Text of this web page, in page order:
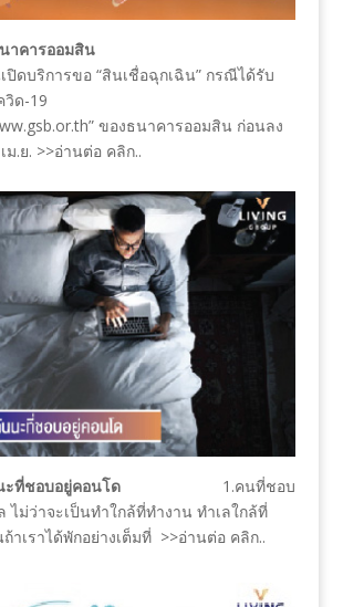
าคารออมสิน
ปิดบริการขอ “สินเชื่อฉุกเฉิน” กรณีได้รับ
วิด-19
ของธนาคารออมสิน ก่อนลง
ม.ย. >>อ่านต่อ คลิก..
นนะที่ชอบอยู่คอนโด 1.คนที่ชอบ
ไม่ว่าจะเป็นทำใกล้ที่ทำงาน ทำเลใกล้ที่
าเราได้พักอย่างเต็มที่ >>อ่านต่อ คลิก..